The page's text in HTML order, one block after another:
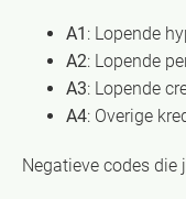
A1 : Lopende
A2: Lopende
A3: Lopende
A4: Overige
Negatieve codes die